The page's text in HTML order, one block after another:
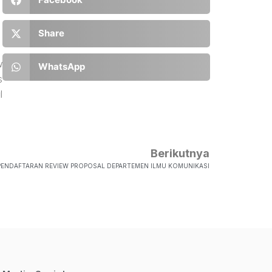
Share
WhatsApp
Berikutnya
REVIEW PROPOSAL DEPARTEMEN ILMU KOMUNIKASI